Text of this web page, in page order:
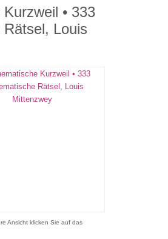
• 333
Louis
Ansicht klicken Sie auf das